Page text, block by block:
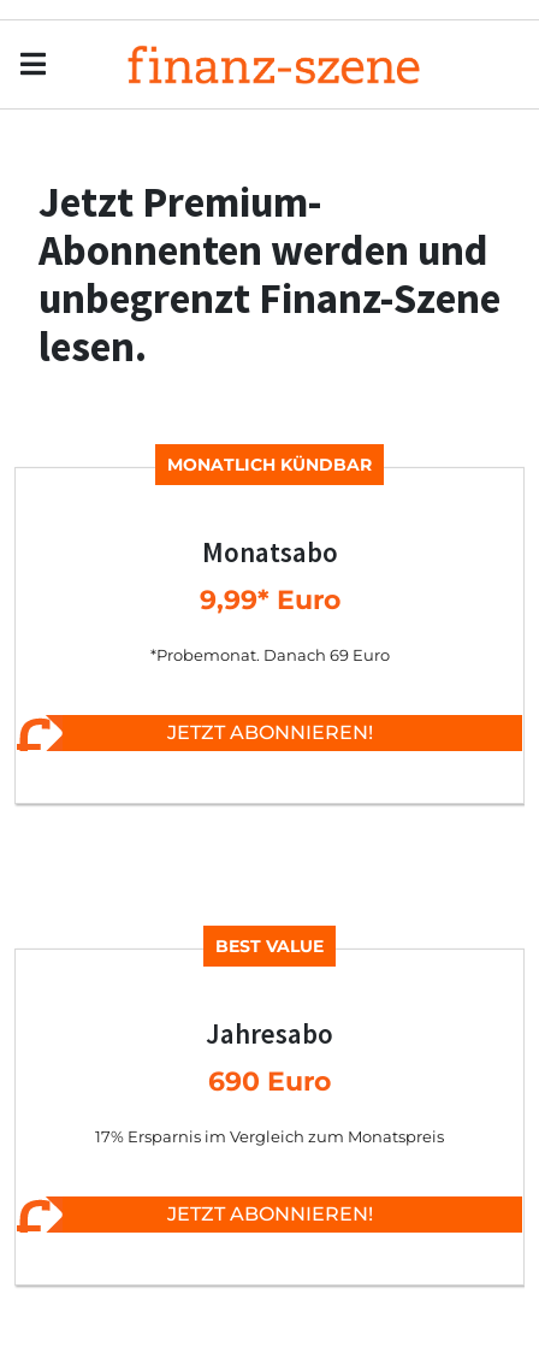
Jetzt Premium-
Abonnenten werden und
unbegrenzt Finanz-Szene
lesen.
MONATLICH KÜNDBAR
Monatsabo
9,99* Euro
*Probemonat. Danach 69 Euro
JETZT ABONNIEREN!
BEST VALUE
Jahresabo
690 Euro
17% Ersparnis im Vergleich zum Monatspreis
JETZT ABONNIEREN!